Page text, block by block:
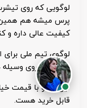
لوگویی که روی
پرس میشه هم
کیفیت عالی داره و
لوگوی تیم ملی
چسباندن روی
این لوگو با قیمت
قابل خرید هست.